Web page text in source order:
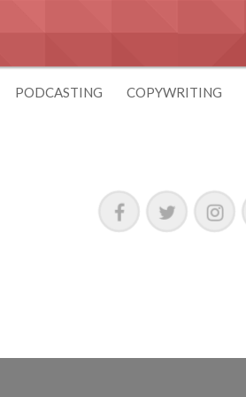
PODCASTING COPYWRITING